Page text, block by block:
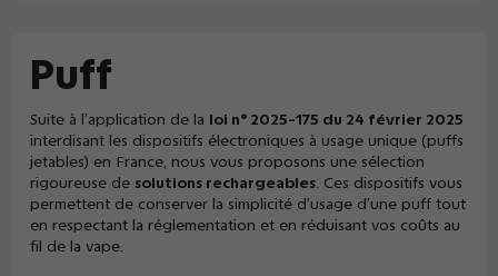
Puff
Suite à l’application de la loi n° 2025-175 du 24 février 2025
interdisant les dispositifs électroniques à usage unique (puffs
jetables) en France, nous vous proposons une sélection
rigoureuse de solutions rechargeables. Ces dispositifs vous
permettent de conserver la simplicité d’usage d’une puff tout
en respectant la réglementation et en réduisant vos coûts au
fil de la vape.